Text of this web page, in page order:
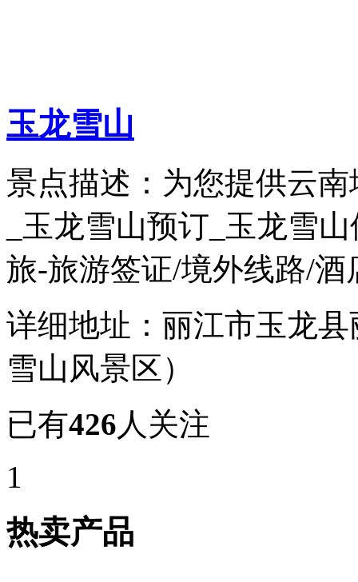
玉龙雪山
景点描述：为您提供云
_玉龙雪山预订_玉龙雪
旅-旅游签证/境外线路/酒
详细地址：丽江市玉龙
雪山风景区）
已有426人关注
1
热卖产品